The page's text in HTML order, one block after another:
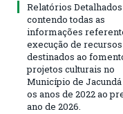
Relatórios Detalhados
contendo todas as
informações
execução de recursos
destinados ao
projetos culturais no
Município de
os anos de 2022 ao
ano de 2026.